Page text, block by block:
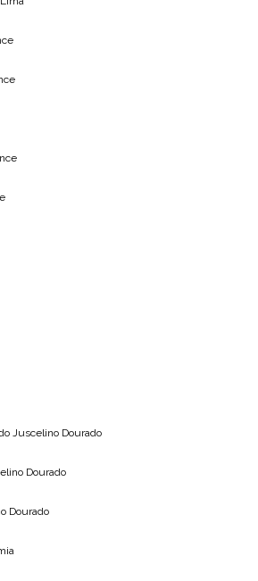
Juscelino Dourado
Dourado
Dourado